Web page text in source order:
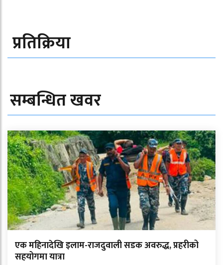
प्रतिक्रिया
सम्बन्धित खवर
एक महिनादेखि इलाम-राजदुवाली सडक अवरुद्ध, प्रहरीको
सहयोगमा यात्रा